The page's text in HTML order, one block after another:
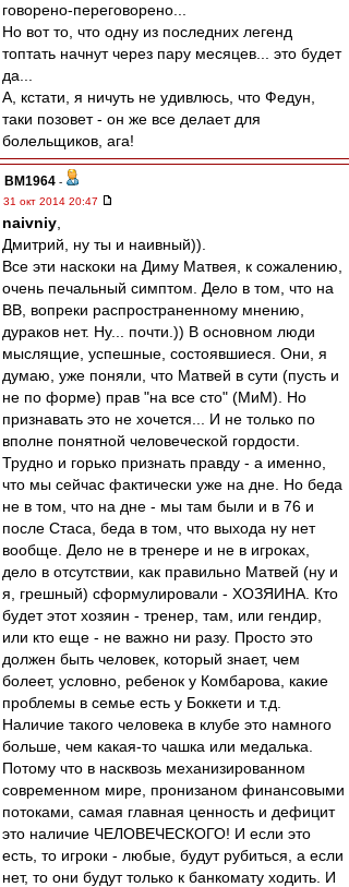
говорено-переговорено...
Но вот то, что одну из последних легенд
топтать начнут через пару месяцев... это будет
да...
А, кстати, я ничуть не удивлюсь, что Федун,
таки позовет - он же все делает для
болельщиков, ага!
BM1964 -
31 окт 2014 20:47
naivniy
Дмитрий, ну ты и наивный)).
Все эти наскоки на Диму Матвея, к сожалению,
очень печальный симптом. Дело в том, что на
ВВ, вопреки распространенному мнению,
дураков нет. Ну... почти.)) В основном люди
мыслящие, успешные, состоявшиеся. Они, я
думаю, уже поняли, что Матвей в сути (пусть и
не по форме) прав "на все сто" (МиМ). Но
признавать это не хочется... И не только по
вполне понятной человеческой гордости.
Трудно и горько признать правду - а именно,
что мы сейчас фактически уже на дне. Но беда
не в том, что на дне - мы там были и в 76 и
после Стаса, беда в том, что выхода ну нет
вообще. Дело не в тренере и не в игроках,
дело в отсутствии, как правильно Матвей (ну и
я, грешный) сформулировали - ХОЗЯИНА. Кто
будет этот хозяин - тренер, там, или гендир,
или кто еще - не важно ни разу. Просто это
должен быть человек, который знает, чем
болеет, условно, ребенок у Комбарова, какие
проблемы в семье есть у Боккети и т.д.
Наличие такого человека в клубе это намного
больше, чем какая-то чашка или медалька.
Потому что в насквозь механизированном
современном мире, пронизаном финансовыми
потоками, самая главная ценность и дефицит
это наличие ЧЕЛОВЕЧЕСКОГО! И если это
есть, то игроки - любые, будут рубиться, а если
нет, то они будут только к банкомату ходить. И